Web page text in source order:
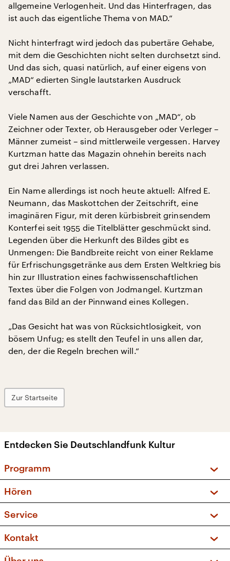
allgemeine Verlogenheit. Und das Hinterfragen, das
ist auch das eigentliche Thema von MAD.“
Nicht hinterfragt wird jedoch das pubertäre Gehabe,
mit dem die Geschichten nicht selten durchsetzt sind.
Und das sich, quasi natürlich, auf einer eigens von
„MAD“ edierten Single lautstarken Ausdruck
verschafft.
Viele Namen aus der Geschichte von „MAD“, ob
Zeichner oder Texter, ob Herausgeber oder Verleger –
Männer zumeist – sind mittlerweile vergessen. Harvey
Kurtzman hatte das Magazin ohnehin bereits nach
gut drei Jahren verlassen.
Ein Name allerdings ist noch heute aktuell: Alfred E.
Neumann, das Maskottchen der Zeitschrift, eine
imaginären Figur, mit deren kürbisbreit grinsendem
Konterfei seit 1955 die Titelblätter geschmückt sind.
Legenden über die Herkunft des Bildes gibt es
Unmengen: Die Bandbreite reicht von einer Reklame
für Erfrischungsgetränke aus dem Ersten Weltkrieg bis
hin zur Illustration eines fachwissenschaftlichen
Textes über die Folgen von Jodmangel. Kurtzman
fand das Bild an der Pinnwand eines Kollegen.
„Das Gesicht hat was von Rücksichtlosigkeit, von
bösem Unfug; es stellt den Teufel in uns allen dar,
den, der die Regeln brechen will.“
Zur Startseite
Entdecken Sie Deutschlandfunk Kultur
Programm
Sendungen und Podcasts
Musikliste
Kakadu – Das Kinderprogramm
Hören
Frequenzen (UKW + DAB+)
Service
FAQ
Apps
Kontakt